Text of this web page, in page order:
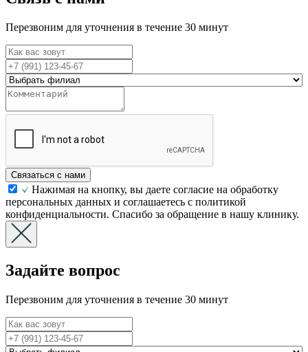
Перезвоним для уточнения в течение 30 минут
Связаться с нами
Нажимая на кнопку, вы даете согласие на обработку
персональных данных и соглашаетесь с политикой
конфиденциальности. Спасибо за обращение в нашу клинику.
Задайте вопрос
Перезвоним для уточнения в течение 30 минут